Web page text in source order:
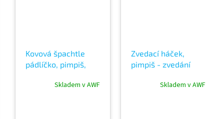
Kovová špachtle
pádlíčko, pimpiš,
zvedání gum a fólií
Skladem v AWF
Zvedací háček,
pimpiš - zvedání
Skladem v AWF